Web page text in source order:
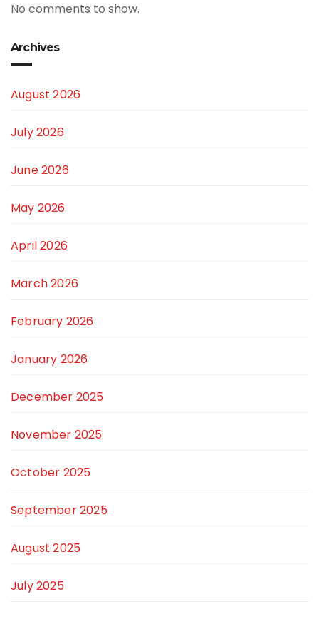
No comments to show.
Archives
August 2026
July 2026
June 2026
May 2026
April 2026
March 2026
February 2026
January 2026
December 2025
November 2025
October 2025
September 2025
August 2025
July 2025